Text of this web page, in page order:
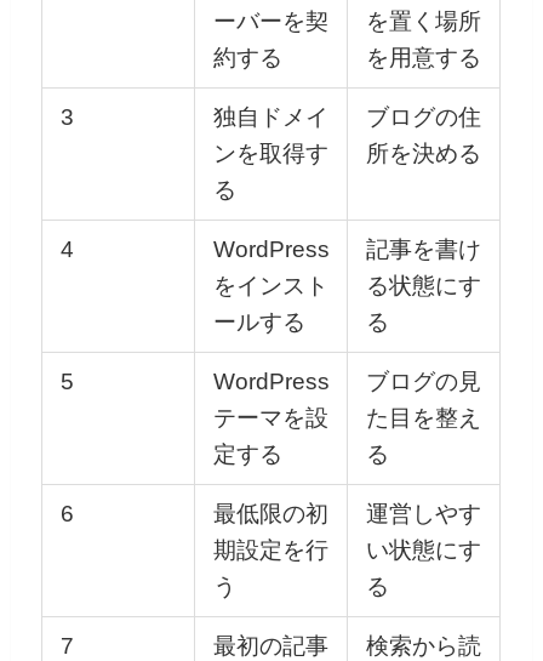
ーバーを契
約する
を置く場所
を用意する
3
独自ドメイ
ンを取得す
る
ブログの住
所を決める
4
WordPress
をインスト
ールする
記事を書け
る状態にす
る
5
WordPress
テーマを設
定する
ブログの見
た目を整え
る
6
最低限の初
期設定を行
う
運営しやす
い状態にす
る
7
最初の記事
検索から読